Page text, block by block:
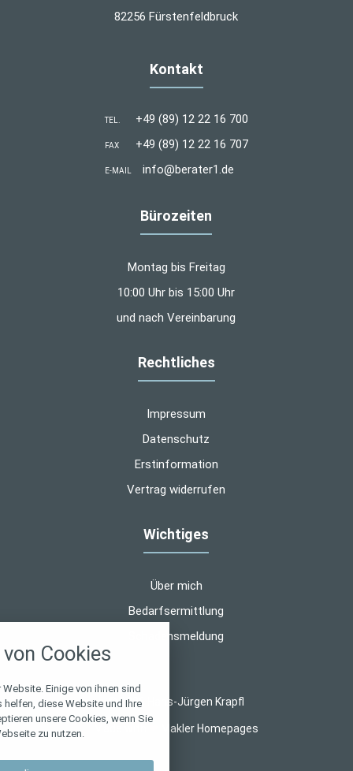
82256 Fürstenfeldbruck
Kontakt
TEL. +49 (89) 12 22 16 700
FAX +49 (89) 12 22 16 707
E-MAIL info@berater1.de
Bürozeiten
Montag bis Freitag
10:00 Uhr bis 15:00 Uhr
und nach Vereinbarung
Rechtliches
Impressum
Datenschutz
Erstinformation
Vertrag widerrufen
Wichtiges
Über mich
Bedarfsermittlung
Schadensmeldung
© 2026 Hans-Jürgen Krapfl
Makler Homepages
Cookies
Einige von ihnen sind
diese Website und Ihre
unsere Cookies, wenn Sie
zu nutzen.
alle verwendeten Cookies und
zu blockieren.
Notwendig
Performance